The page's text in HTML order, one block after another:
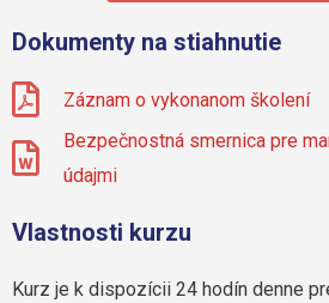
Dokumenty na stiahnutie
Záznam o vykonanom školení
Bezpečnostná smernica pre
údajmi
Vlastnosti kurzu
Kurz je k dispozícii 24 hodín denne